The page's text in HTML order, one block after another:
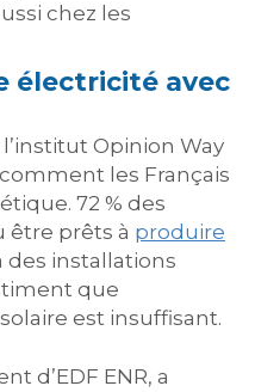
chez les
électricité avec
Opinion Way
les Français
72 % des
être prêts à produire
des installations
que
est insuffisant.
d’EDF ENR, a